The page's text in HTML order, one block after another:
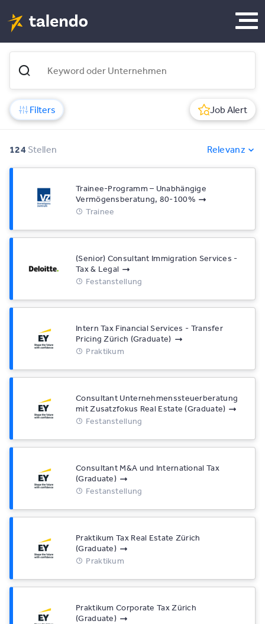
Filters Job Alert
124 Stellen Relevanz
Trainee-Programm – Unabhängige
Vermögensberatung, 80-100%
Trainee
(Senior) Consultant Immigration Services -
Tax & Legal
Festanstellung
Intern Tax Financial Services - Transfer
Pricing Zürich (Graduate)
Praktikum
Consultant Unternehmenssteuerberatung
mit Zusatzfokus Real Estate (Graduate)
Festanstellung
Consultant M&A und International Tax
(Graduate)
Festanstellung
Praktikum Tax Real Estate Zürich
(Graduate)
Praktikum
Praktikum Corporate Tax Zürich
(Graduate)